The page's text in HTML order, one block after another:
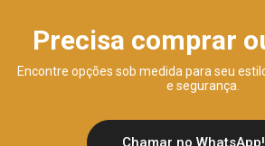
Precisa comprar
Encontre opções sob medida para seu
e segurança.
Chamar no WhatsApp!